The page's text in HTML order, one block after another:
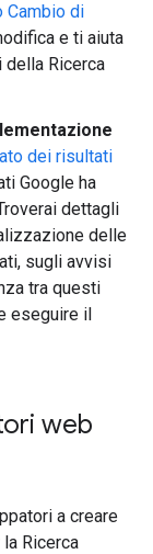
Cambio di
e ti aiuta
Ricerca
dei risultati
Google ha
dettagli
delle
sugli avvisi
tra questi
eseguire il
web
a creare
Ricerca